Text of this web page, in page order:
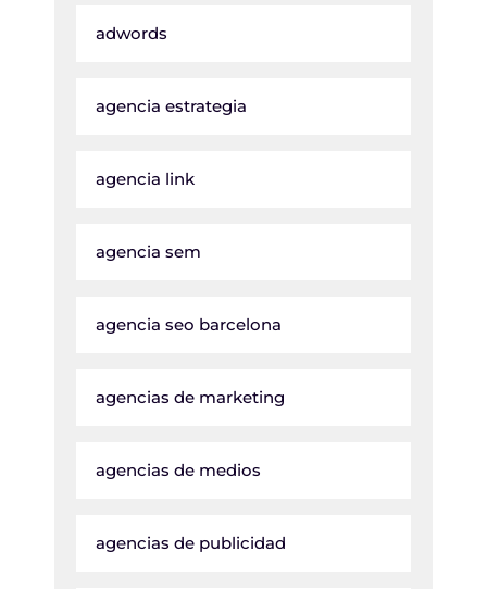
adwords
agencia estrategia
agencia link
agencia sem
agencia seo barcelona
agencias de marketing
agencias de medios
agencias de publicidad